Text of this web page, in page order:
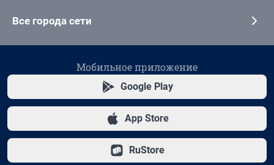
Все города сети
Мобильное приложение
Google Play
App Store
RuStore